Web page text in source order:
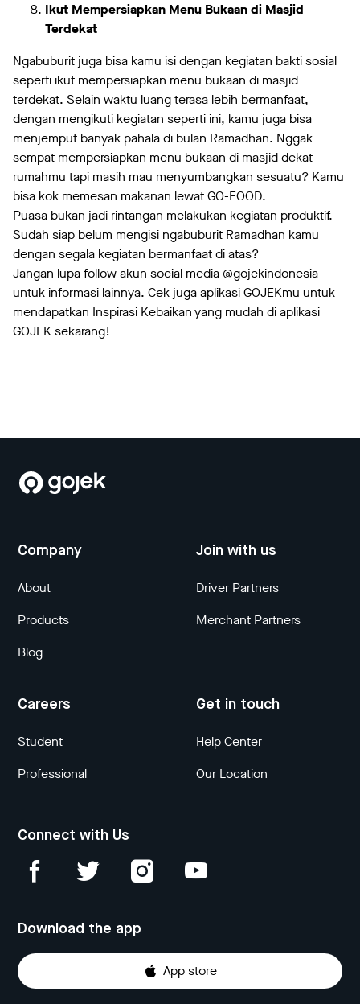
Ikut Mempersiapkan Menu Bukaan di Masjid
Terdekat
Ngabuburit juga bisa kamu isi dengan kegiatan bakti sosial
seperti ikut mempersiapkan menu bukaan di masjid
terdekat. Selain waktu luang terasa lebih bermanfaat,
dengan mengikuti kegiatan seperti ini, kamu juga bisa
menjemput banyak pahala di bulan Ramadhan. Nggak
sempat mempersiapkan menu bukaan di masjid dekat
rumahmu tapi masih mau menyumbangkan sesuatu? Kamu
bisa kok memesan makanan lewat GO-FOOD.
Puasa bukan jadi rintangan melakukan kegiatan produktif.
Sudah siap belum mengisi ngabuburit Ramadhan kamu
dengan segala kegiatan bermanfaat di atas?
Jangan lupa follow akun social media @gojekindonesia
untuk informasi lainnya. Cek juga aplikasi GOJEKmu untuk
mendapatkan Inspirasi Kebaikan yang mudah di aplikasi
GOJEK sekarang!
Company
About
Products
Blog
Join with us
Driver Partners
Merchant Partners
Careers
Student
Professional
Get in touch
Help Center
Our Location
Connect with Us
Download the app
App store